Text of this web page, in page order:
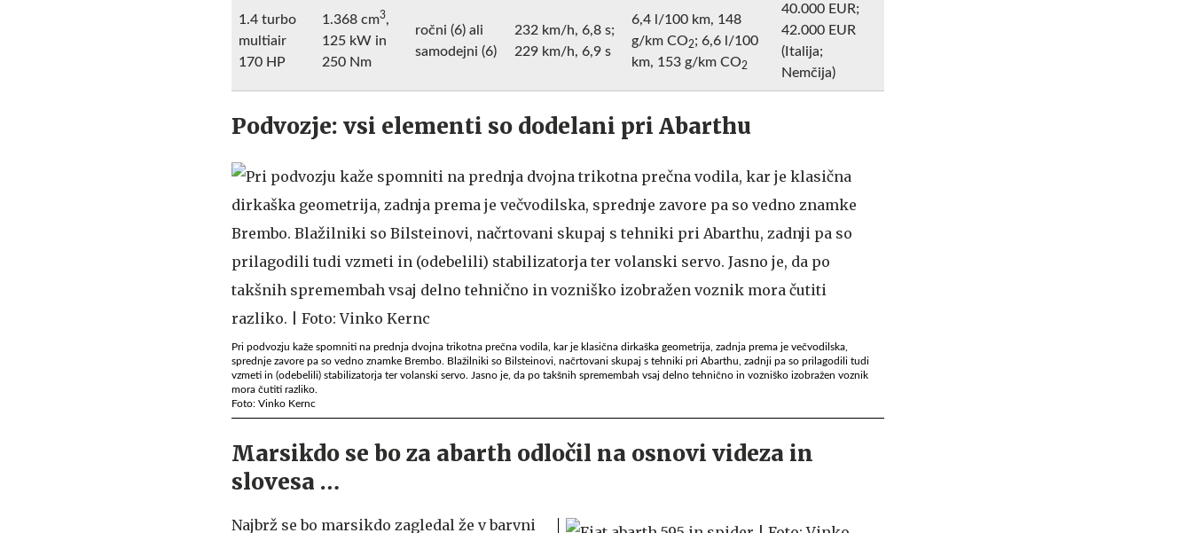
1.4 turbo
multiair
170 HP
1.368 cm3,
125 kW in
250 Nm
ročni (6) ali
samodejni (6)
232 km/h, 6,8 s;
229 km/h, 6,9 s
6,4 l/100 km, 148
g/km CO2; 6,6 l/100
km, 153 g/km CO2
40.000 EUR;
42.000 EUR
(Italija;
Nemčija)
Podvozje: vsi elementi so dodelani pri Abarthu
Pri podvozju kaže spomniti na prednja dvojna trikotna prečna vodila, kar je klasična dirkaška geometrija, zadnja prema je večvodilska,
sprednje zavore pa so vedno znamke Brembo. Blažilniki so Bilsteinovi, načrtovani skupaj s tehniki pri Abarthu, zadnji pa so prilagodili tudi
vzmeti in (odebelili) stabilizatorja ter volanski servo. Jasno je, da po takšnih spremembah vsaj delno tehnično in vozniško izobražen voznik
mora čutiti razliko.
Foto: Vinko Kernc
Marsikdo se bo za abarth odločil na osnovi videza in
slovesa …
Najbrž se bo marsikdo zagledal že v barvni